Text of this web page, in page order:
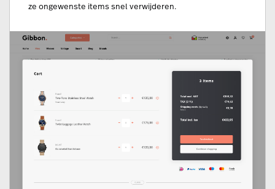
ze ongewenste items snel verwijderen.